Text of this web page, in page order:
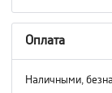
Оплата
Наличными,